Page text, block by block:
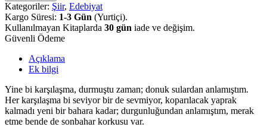
Kategoriler: Şiir, Edebiyat
Kargo Süresi: 1-3 Gün (Yurtiçi).
Kullanılmayan Kitaplarda 30 gün iade ve değişim.
Güvenli Ödeme
Açıklama
Ek bilgi
Yine bi karşılaşma, durmuştu zaman; donuk sulardan anlamıştım.
Her karşılaşma bi seviyor bir de sevmiyor, koparılacak yaprak
kalmadı yeni bir bahara kadar; durgunluğundan anlamıştım, merak
etme bende de sonbahar korkusu var.